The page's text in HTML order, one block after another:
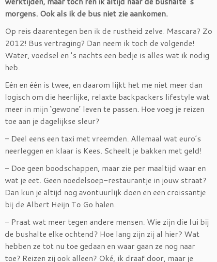
morgens. Ook als ik de bus niet zie aankomen.
Op reis daarentegen ben ik de rustheid zelve. Mascara? Zo
2012! Bus vertraging? Dan neem ik toch de volgende!
Water, voedsel en ’s nachts een bedje is alles wat ik nodig
heb.
Eén en één is twee, en daarom lijkt het me niet meer dan
logisch om die heerlijke, relaxte backpackers lifestyle wat
meer in mijn ‘gewone’ leven te passen. Hoe voeg je reizen
toe aan je dagelijkse sleur?
– Deel eens een taxi met vreemden. Allemaal wat euro’s
neerleggen en klaar is Kees. Scheelt je bakken met geld!
– Doe geen boodschappen, maar zie per maaltijd waar en
wat je eet. Geen noedelsoep-restaurantje in jouw straat?
Dan kun je altijd nog avontuurlijk doen en een croissantje
bij de Albert Heijn To Go halen.
– Praat wat meer tegen andere mensen. Wie zijn die lui bij
de bushalte elke ochtend? Hoe lang zijn zij al hier? Wat
hebben ze tot nu toe gedaan en waar gaan ze nog naar
toe? Reizen zij ook alleen? Oké, ik draaf door, maar je